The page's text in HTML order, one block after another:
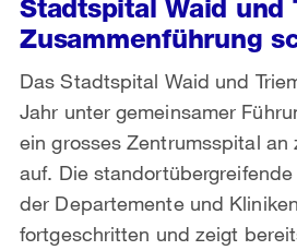
Stadtspital Waid und
Zusammenführung
Das Stadtspital Waid und
Jahr unter gemeinsamer
ein grosses Zentrumsspital an
auf. Die
der Departemente und
fortgeschritten und zeigt